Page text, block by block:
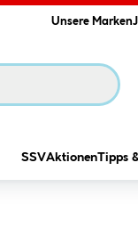
Unsere Marken
SSVAktionenTipps